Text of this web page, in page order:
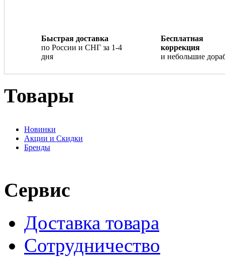
Быстрая доставка
по России и СНГ за 1-4
дня
Бесплатная
коррекция
и небольшие
Товары
Новинки
Акции и Скидки
Бренды
Сервис
Доставка товара
Сотрудничество